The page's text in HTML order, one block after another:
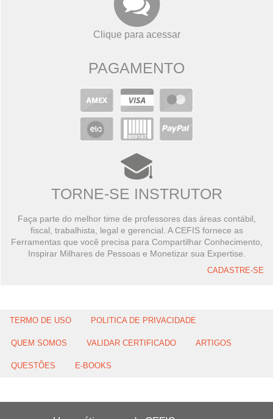
Clique para acessar
PAGAMENTO
TORNE-SE INSTRUTOR
Faça parte do melhor time de professores das áreas contábil,
fiscal, trabalhista, legal e gerencial. A CEFIS fornece as
Ferramentas que você precisa para Compartilhar Conhecimento,
Inspirar Milhares de Pessoas e Monetizar sua Expertise.
CADASTRE-SE
TERMO DE USO POLITICA DE PRIVACIDADE
QUEM SOMOS VALIDAR CERTIFICADO ARTIGOS
QUESTÕES E-BOOKS